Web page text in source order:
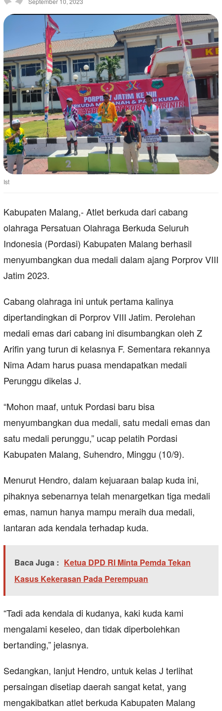
Ist
Kabupaten Malang,- Atlet berkuda dari cabang
olahraga Persatuan Olahraga Berkuda Seluruh
Indonesia (Pordasi) Kabupaten Malang berhasil
menyumbangkan dua medali dalam ajang Porprov VIII
Jatim 2023.
Cabang olahraga ini untuk pertama kalinya
dipertandingkan di Porprov VIII Jatim. Perolehan
medali emas dari cabang ini disumbangkan oleh Z
Arifin yang turun di kelasnya F. Sementara rekannya
Nima Adam harus puasa mendapatkan medali
Perunggu dikelas J.
“Mohon maaf, untuk Pordasi baru bisa
menyumbangkan dua medali, satu medali emas dan
satu medali perunggu,” ucap pelatih Pordasi
Kabupaten Malang, Suhendro, Minggu (10/9).
Menurut Hendro, dalam kejuaraan balap kuda ini,
pihaknya sebenarnya telah menargetkan tiga medali
emas, namun hanya mampu meraih dua medali,
lantaran ada kendala terhadap kuda.
Baca Juga : Ketua DPD RI Minta Pemda Tekan
Kasus Kekerasan Pada Perempuan
“Tadi ada kendala di kudanya, kaki kuda kami
mengalami keseleo, dan tidak diperbolehkan
bertanding,” jelasnya.
Sedangkan, lanjut Hendro, untuk kelas J terlihat
persaingan disetiap daerah sangat ketat, yang
mengakibatkan atlet berkuda Kabupaten Malang